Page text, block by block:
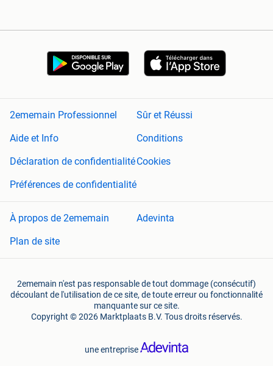
2ememain Professionnel
Sûr et Réussi
Aide et Info
Conditions
Déclaration de confidentialitéCookies
Préférences de confidentialité
À propos de 2ememain
Adevinta
Plan de site
2ememain n'est pas responsable de tout dommage (consécutif)
découlant de l'utilisation de ce site, de toute erreur ou fonctionnalité
manquante sur ce site.
Copyright © 2026 Marktplaats B.V. Tous droits réservés.
une entreprise